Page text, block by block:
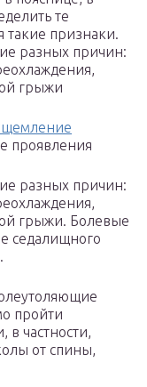
те
такие признаки.
разных причин:
грыжи
проявления
разных причин:
грыжи. Болевые
седалищного
пройти
в частности,
от спины,